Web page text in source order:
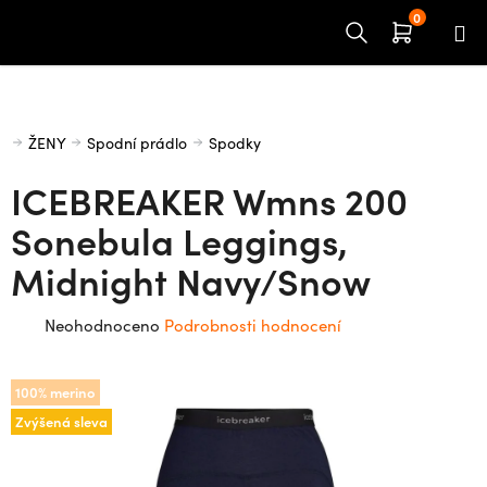
Domů
ŽENY Spodní prádlo Spodky
ICEBREAKER Wmns 200
Sonebula Leggings,
Midnight Navy/Snow
Průměrné
produktu
je
0,0
Neohodnoceno Podrobnosti hodnocení
100% merino
Zvýšená sleva